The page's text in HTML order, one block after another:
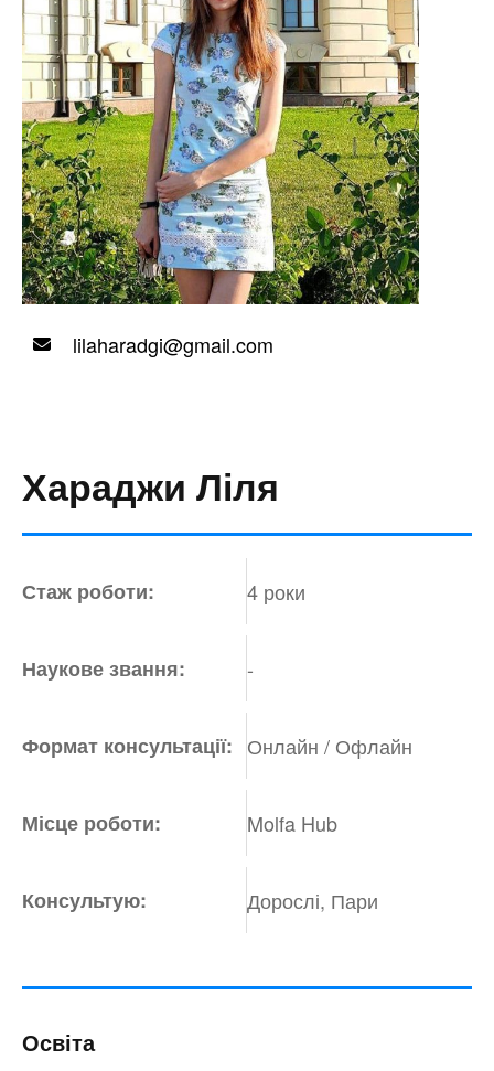
lilaharadgi@gmail.com
Хараджи Ліля
Стаж роботи: 4 роки
Наукове звання: -
Формат консультації: Онлайн / Офлайн
Місце роботи: Molfa Hub
Консультую: Дорослі, Пари
Освіта